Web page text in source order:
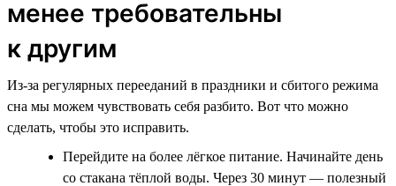
менее требовательны
к другим
Из-за регулярных перееданий в праздники и сбитого режима
сна мы можем чувствовать себя разбито. Вот что можно
сделать, чтобы это исправить.
Перейдите на более лёгкое питание. Начинайте день
со стакана тёплой воды. Через 30 минут — полезный